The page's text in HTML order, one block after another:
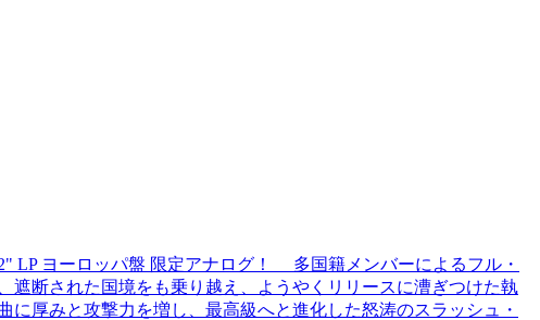
LP ヨーロッパ盤 限定アナログ！ 多国籍メンバーによるフル・
断された国境をも乗り越え、ようやくリリースに漕ぎつけた執
厚みと攻撃力を増し、最高級へと進化した怒涛のスラッシュ・